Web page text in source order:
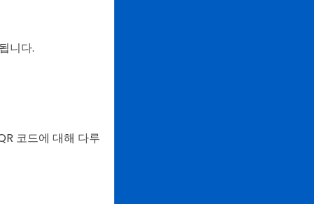
니다.
코드에 대해 다루